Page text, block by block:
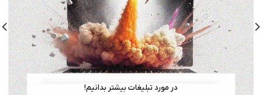
در مورد تبلیغات بیشتر بدانیم!